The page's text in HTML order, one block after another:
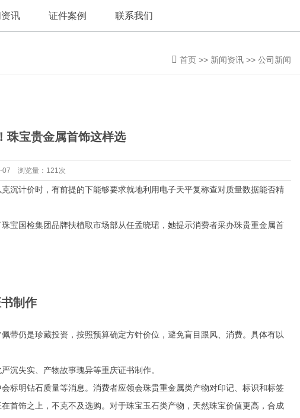
讯 证件案例 联系我们
首页 >> 新闻资讯 >> 公司新闻
珠宝贵金属首饰这样选
07 浏览量：121次
计价时，有前提的下能够要求就地利用电子天平复称查对质量数据能否精
国检集团品牌扶植取市场部从任孟晓珺，她提示消费者采办珠贵重金属首
制作
带仍是珍藏投资，按照预算确定方针价位，避免盲目跟风、消费。具体有以
沉失实、产物故事瑰异等重庆证书制作。
明钻石质量等消息。消费者应领会珠贵重金属类产物对印记、标识和标签
首饰之上，不克不及选购。对于珠宝玉石类产物，天然珠宝价值更高，合成